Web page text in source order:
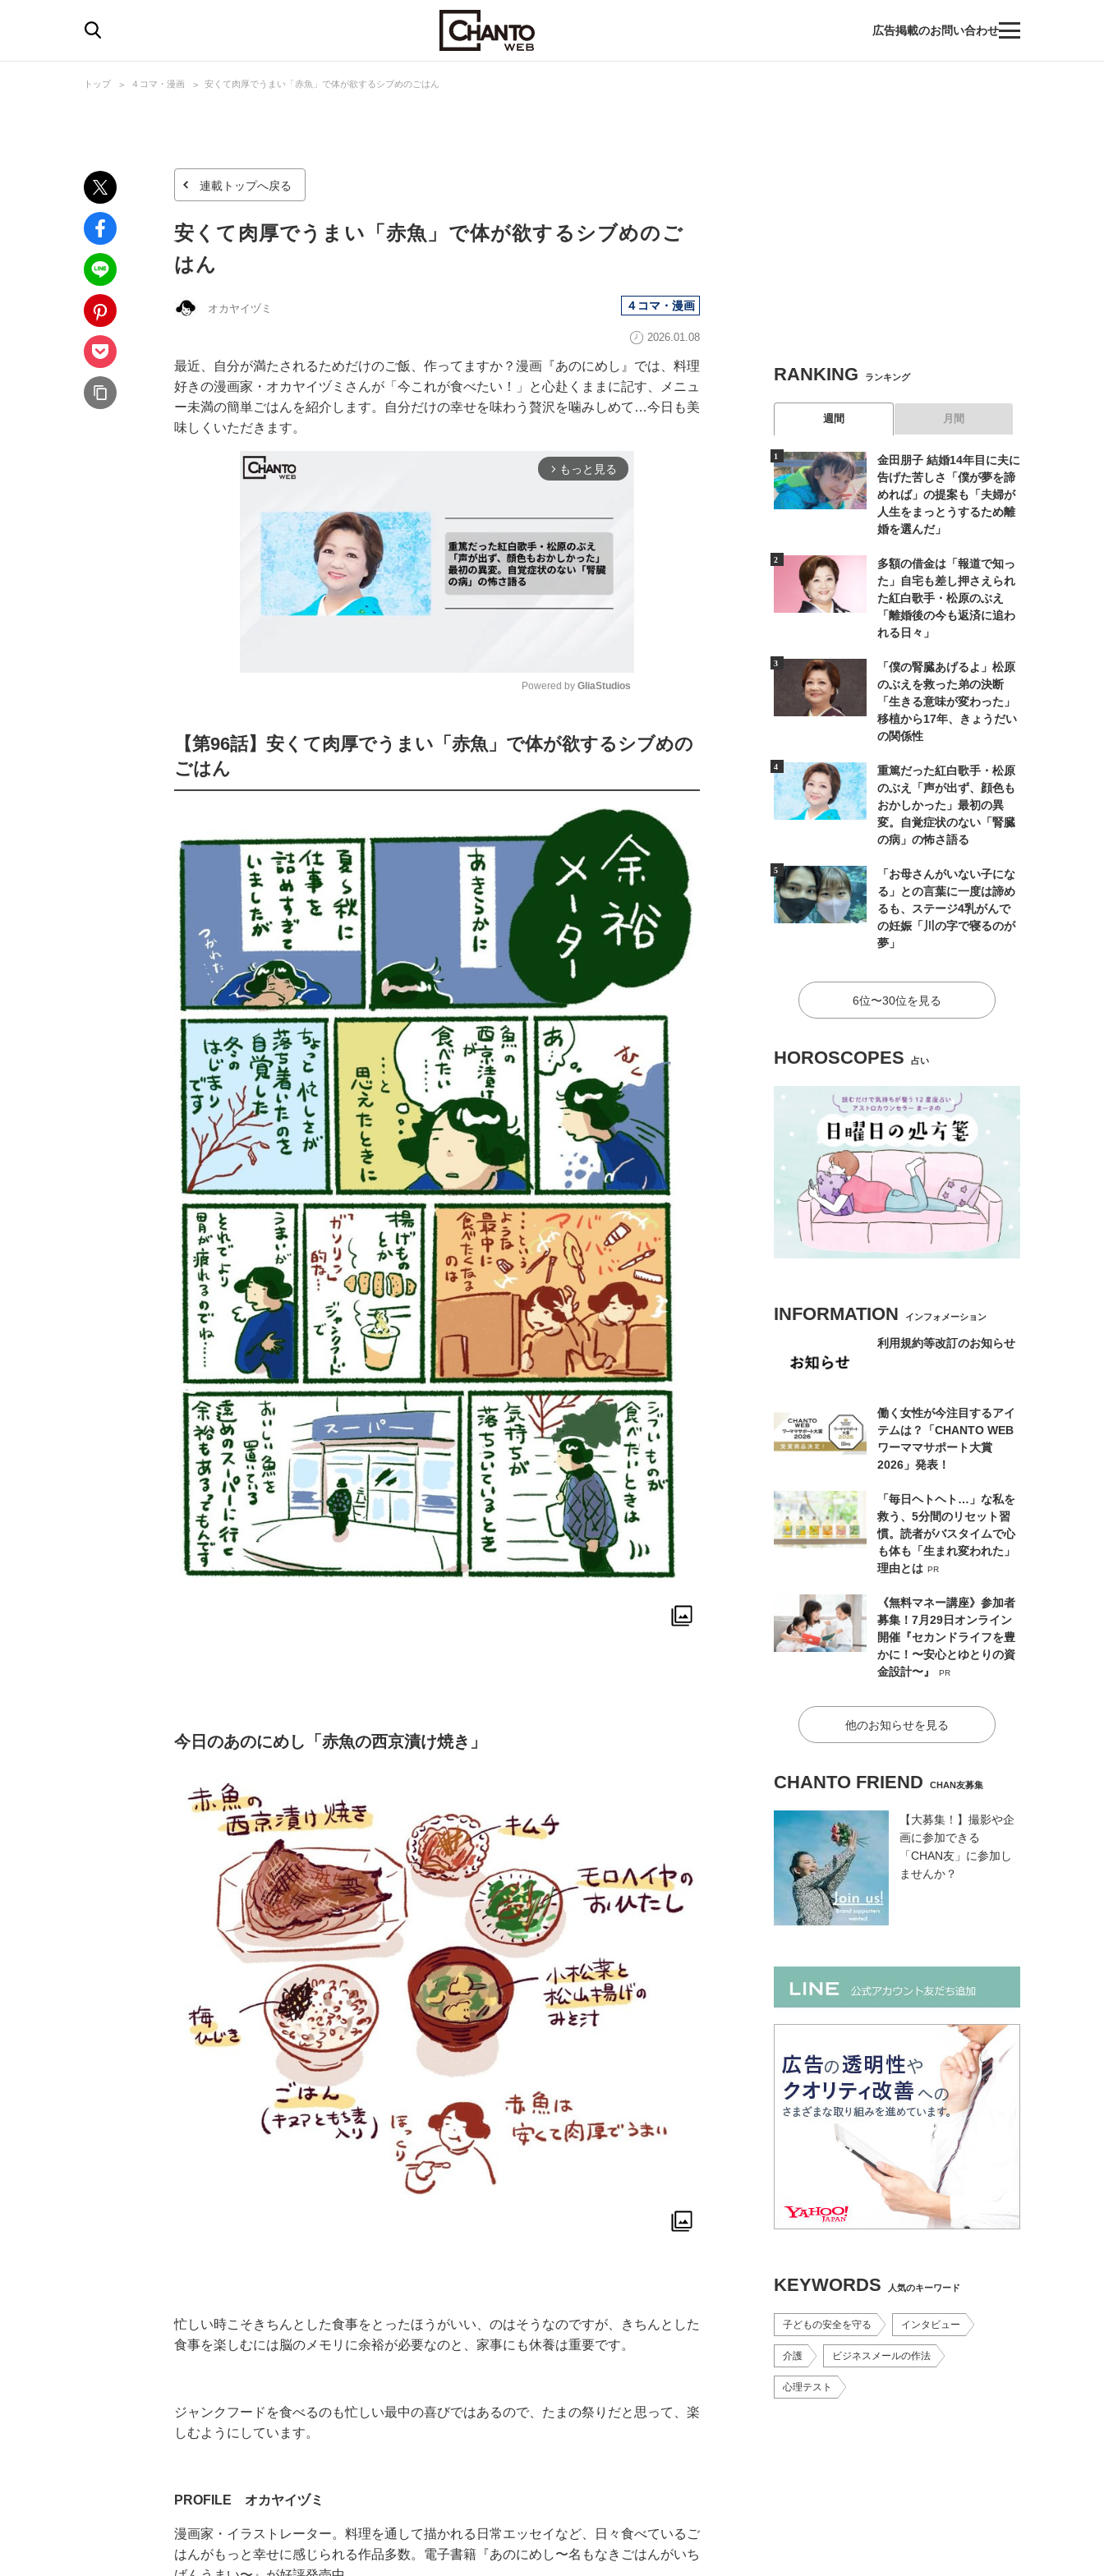
広告掲載のお問い合わせ
トップ ４コマ・漫画 安くて肉厚でうまい「赤魚」で体が欲するシブめのごはん
連載トップへ戻る
安くて肉厚でうまい「赤魚」で体が欲するシブめのご
はん
オカヤイヅミ ４コマ・漫画
2026.01.08
最近、自分が満たされるためだけのご飯、作ってますか？漫画『あのにめし』では、料理
好きの漫画家・オカヤイヅミさんが「今これが食べたい！」と心赴くままに記す、メニュ
ー未満の簡単ごはんを紹介します。自分だけの幸せを味わう贅沢を噛みしめて…今日も美
味しくいただきます。
arrow_forward_ios もっと見る
Mute
Powered by GliaStudios
【第96話】安くて肉厚でうまい「赤魚」で体が欲するシブめの
ごはん
今日のあのにめし「赤魚の西京漬け焼き」
忙しい時こそきちんとした食事をとったほうがいい、のはそうなのですが、きちんとした
食事を楽しむには脳のメモリに余裕が必要なのと、家事にも休養は重要です。
ジャンクフードを食べるのも忙しい最中の喜びではあるので、たまの祭りだと思って、楽
しむようにしています。
PROFILE オカヤイヅミ
漫画家・イラストレーター。料理を通して描かれる日常エッセイなど、日々食べているご
はんがもっと幸せに感じられる作品多数。電子書籍『あのにめし〜名もなきごはんがいち
RANKING ランキング
週間 月間
金田朋子 結婚14年目に夫に
告げた苦しさ「僕が夢を諦
めれば」の提案も「夫婦が
人生をまっとうするため離
婚を選んだ」
多額の借金は「報道で知っ
た」自宅も差し押さえられ
た紅白歌手・松原のぶえ
「離婚後の今も返済に追わ
れる日々」
「僕の腎臓あげるよ」松原
のぶえを救った弟の決断
「生きる意味が変わった」
移植から17年、きょうだい
の関係性
重篤だった紅白歌手・松原
のぶえ「声が出ず、顔色も
おかしかった」最初の異
変。自覚症状のない「腎臓
の病」の怖さ語る
「お母さんがいない子にな
る」との言葉に一度は諦め
るも、ステージ4乳がんで
の妊娠「川の字で寝るのが
夢」
6位〜30位を見る
HOROSCOPES 占い
INFORMATION インフォメーション
利用規約等改訂のお知らせ
働く女性が今注目するアイ
テムは？「CHANTO WEB
ワーママサポート大賞
2026」発表！
「毎日ヘトヘト…」な私を
救う、5分間のリセット習
慣。読者がバスタイムで心
も体も「生まれ変われた」
理由とは PR
《無料マネー講座》参加者
募集！7月29日オンライン
開催『セカンドライフを豊
かに！〜安心とゆとりの資
金設計〜』
PR
他のお知らせを見る
CHANTO FRIEND CHAN友募集
【大募集！】撮影や企
画に参加できる
「CHAN友」に参加し
ませんか？
KEYWORDS 人気のキーワード
子どもの安全を守る インタビュー
介護 ビジネスメールの作法
心理テスト